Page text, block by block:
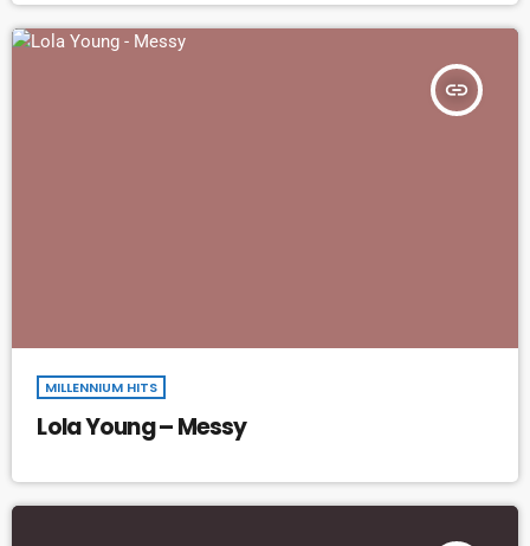
insert_link
MILLENNIUM HITS
Lola Young – Messy